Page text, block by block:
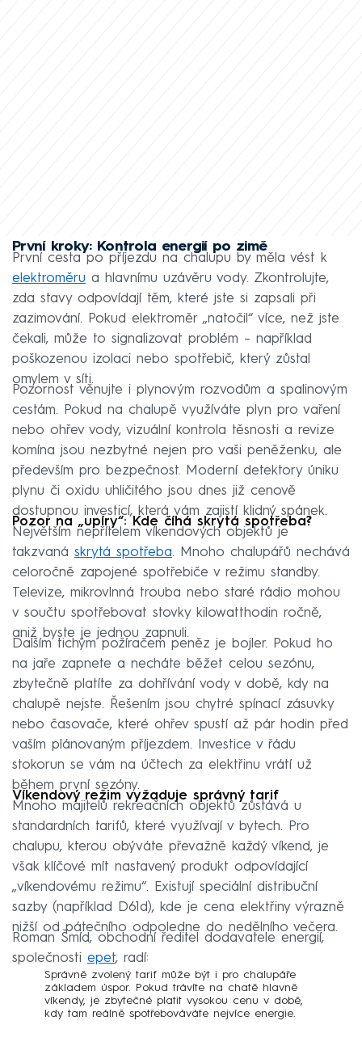
První kroky: Kontrola energií po zimě
První cesta po příjezdu na chalupu by měla vést k
elektroměru a hlavnímu uzávěru vody. Zkontrolujte,
zda stavy odpovídají těm, které jste si zapsali při
zazimování. Pokud elektroměr „natočil“ více, než jste
čekali, může to signalizovat problém – například
poškozenou izolaci nebo spotřebič, který zůstal
omylem v síti.
Pozornost věnujte i plynovým rozvodům a spalinovým
cestám. Pokud na chalupě využíváte plyn pro vaření
nebo ohřev vody, vizuální kontrola těsnosti a revize
komína jsou nezbytné nejen pro vaši peněženku, ale
především pro bezpečnost. Moderní detektory úniku
plynu či oxidu uhličitého jsou dnes již cenově
dostupnou investicí, která vám zajistí klidný spánek.
Pozor na „upíry“: Kde číhá skrytá spotřeba?
Největším nepřítelem víkendových objektů je
takzvaná skrytá spotřeba. Mnoho chalupářů nechává
celoročně zapojené spotřebiče v režimu standby.
Televize, mikrovlnná trouba nebo staré rádio mohou
v součtu spotřebovat stovky kilowatthodin ročně,
aniž byste je jednou zapnuli.
Dalším tichým požíračem peněz je bojler. Pokud ho
na jaře zapnete a necháte běžet celou sezónu,
zbytečně platíte za dohřívání vody v době, kdy na
chalupě nejste. Řešením jsou chytré spínací zásuvky
nebo časovače, které ohřev spustí až pár hodin před
vaším plánovaným příjezdem. Investice v řádu
stokorun se vám na účtech za elektřinu vrátí už
během první sezóny.
Víkendový režim vyžaduje správný tarif
Mnoho majitelů rekreačních objektů zůstává u
standardních tarifů, které využívají v bytech. Pro
chalupu, kterou obýváte převažně každý víkend, je
však klíčové mít nastavený produkt odpovídající
„víkendovému režimu“. Existují speciální distribuční
sazby (například D61d), kde je cena elektřiny výrazně
nižší od pátečního odpoledne do nedělního večera.
Roman Šmíd, obchodní ředitel dodavatele energií,
společnosti epet, radí:
Správně zvolený tarif může být i pro chalupáře
základem úspor. Pokud trávíte na chatě hlavně
víkendy, je zbytečné platit vysokou cenu v době,
kdy tam reálně spotřebováváte nejvíce energie.